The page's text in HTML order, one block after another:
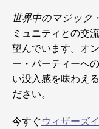
世界中のマジック
ミュニティとの交
望んでいます。オ
ー・パーティーへ
い没入感を味わえ
ださい。
今すぐウィザーズ